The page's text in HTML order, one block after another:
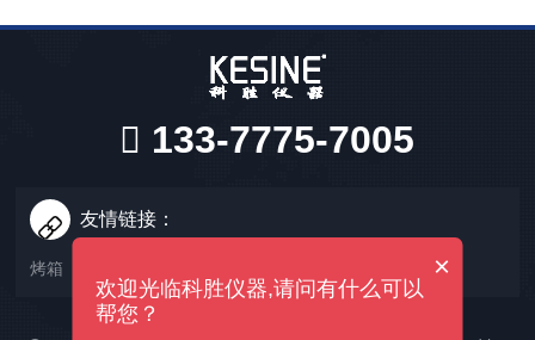
133-7775-7005
友情链接：
烤箱 ×
欢迎光临科胜仪器,请问有什么可以
帮您？